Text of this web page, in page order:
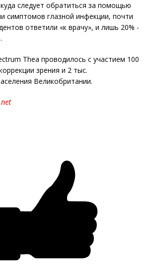
следует обратиться за помощью
симптомов глазной инфекции, почти
ответили «к врачу», и лишь 20% -
Thea проводилось с участием 100
зрения и 2 тыс.
Великобритании.